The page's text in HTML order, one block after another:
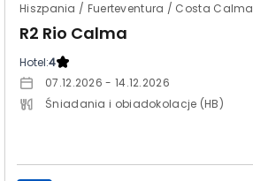
Hiszpania / Fuerteventura / Costa Calma
R2 Rio Calma
Hotel:4
07.12.2026 - 14.12.2026
Śniadania i obiadokolacje (HB)